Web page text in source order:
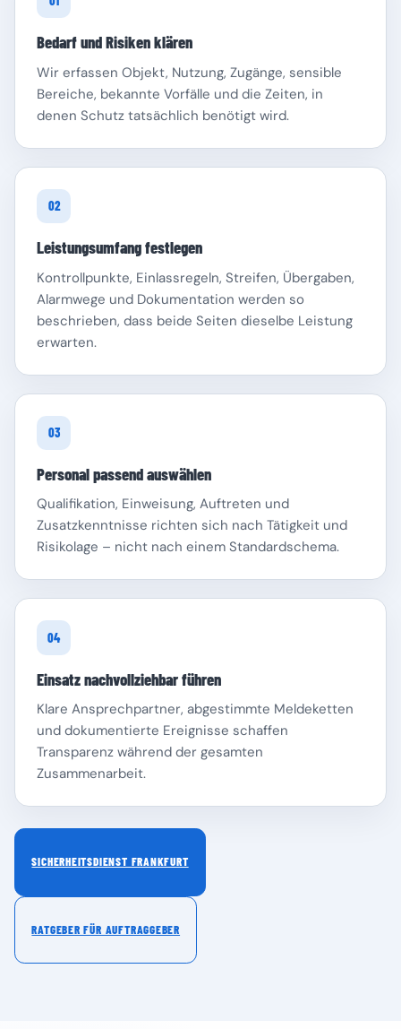
Schleswig-Holstein Thüringen
Bedarf und Risiken klären
Wir erfassen Objekt, Nutzung, Zugänge, sensible
Bereiche, bekannte Vorfälle und die Zeiten, in
denen Schutz tatsächlich benötigt wird.
02
Leistungsumfang festlegen
Kontrollpunkte, Einlassregeln, Streifen, Übergaben,
Alarmwege und Dokumentation werden so
beschrieben, dass beide Seiten dieselbe Leistung
erwarten.
03
Personal passend auswählen
Qualifikation, Einweisung, Auftreten und
Zusatzkenntnisse richten sich nach Tätigkeit und
Risikolage – nicht nach einem Standardschema.
04
Einsatz nachvollziehbar führen
Klare Ansprechpartner, abgestimmte Meldeketten
und dokumentierte Ereignisse schaffen
Transparenz während der gesamten
Zusammenarbeit.
SICHERHEITSDIENST FRANKFURT
RATGEBER FÜR AUFTRAGGEBER